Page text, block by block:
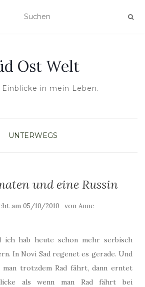
Ost Welt
in mein Leben.
UNTERWEGS
und eine Russin
am 05/10/2010 von Anne
ich hab heute schon mehr serbisch
In Novi Sad regenet es gerade. Und
trotzdem Rad fährt, dann erntet
als wenn man Rad fährt bei